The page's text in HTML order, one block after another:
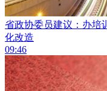
省政协委员建议：办培
化改造
09:46